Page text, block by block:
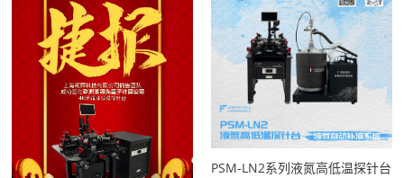
PSM-LN2系列液氮高低温探针台